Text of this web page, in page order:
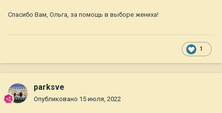
Спасибо Вам, Ольга, за помощь в выборе жениха!
1
parksve
Опубликовано 15 июля, 2022